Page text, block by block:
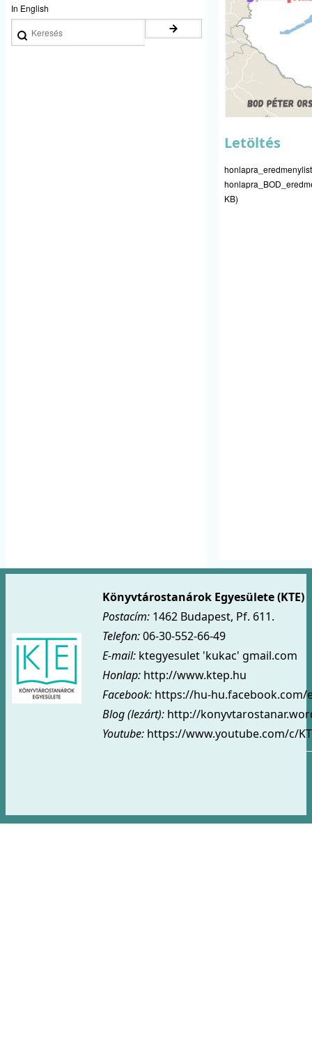
In English
Letöltés
KB)
Könyvtárostanárok Egyesülete (KTE)
Postacím: 1462 Budapest, Pf. 611.
Telefon:06-30-552-66-49
E-mail: ktegyesulet 'kukac' gmail.com
Honlap: http://www.ktep.hu
Facebook: https://hu-
Blog (lezárt): http://
Youtube: https://www.youtube.com/c/